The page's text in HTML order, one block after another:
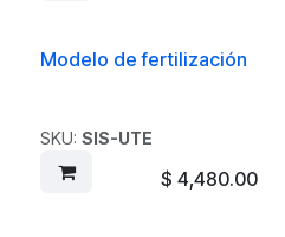
Modelo de fertilización
SKU:SIS-UTE
$ 4,480.00